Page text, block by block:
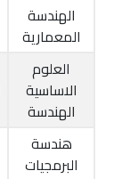
الهندسة
المعمارية
العلوم
الاساسية
الهندسة
هندسة
البرمجيات